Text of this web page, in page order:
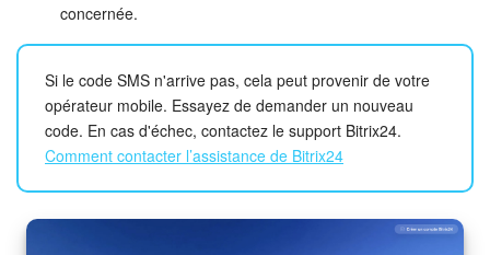
concernée.
Si le code SMS n'arrive pas, cela peut provenir de votre
opérateur mobile. Essayez de demander un nouveau
code. En cas d'échec, contactez le support Bitrix24.
Comment contacter l’assistance de Bitrix24